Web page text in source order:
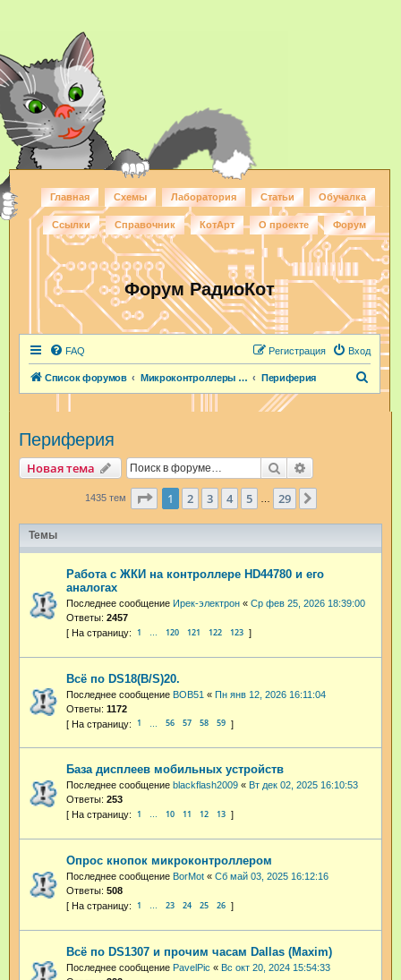
Главная Схемы Лаборатория Статьи Обучалка
Ссылки Справочник КотАрт О проекте Форум
Форум РадиоКот
FAQ Вход
Регистрация
Список форумов Микроконтроллеры и ПЛИС Периферия
Периферия
Новая тема Поиск
1435 тем Страница из 29
1 2 3 4 5 29
Темы
Работа с ЖКИ на контроллере HD44780 и его
аналогах
Последнее сообщение Ирек-электрон « Ср фев 25, 2026 18:39:00
Ответы: 2457
1 … 120 121 122 123
Всё по DS18(B/S)20.
Последнее сообщение BOB51 « Пн янв 12, 2026 16:11:04
Ответы: 1172
1 56 57 58 59
База дисплеев мобильных устройств
Последнее сообщение blackflash2009 « Вт дек 02, 2025 16:10:53
Ответы: 253
1 … 10 11 12 13
Опрос кнопок микроконтроллером
Последнее сообщение BorMot « Сб май 03, 2025 16:12:16
Ответы: 508
1 … 23 24 25 26
Всё по DS1307 и прочим часам Dallas (Maxim)
Последнее сообщение PavelPic « Вс окт 20, 2024 15:54:33